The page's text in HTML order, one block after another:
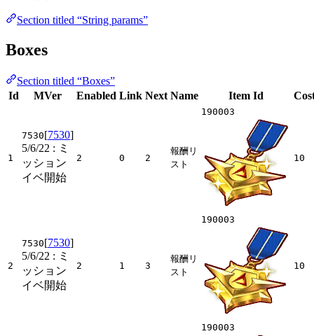
Section titled “String params”
Boxes
Section titled “Boxes”
Id
MVer Enabled Link Next Name Item Id
1
7530[7530]
5/6/22 : ミ
ッション
イベ開始
2 0 2
報酬リ
スト
190003
10
2
7530[7530]
5/6/22 : ミ
ッション
イベ開始
2 1 3
報酬リ
スト
190003
10
190003